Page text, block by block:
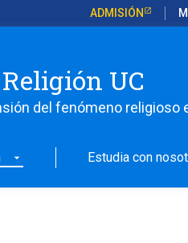
ADMISIÓN
UC
del fenómeno religioso
arrow_drop_down Estudia con